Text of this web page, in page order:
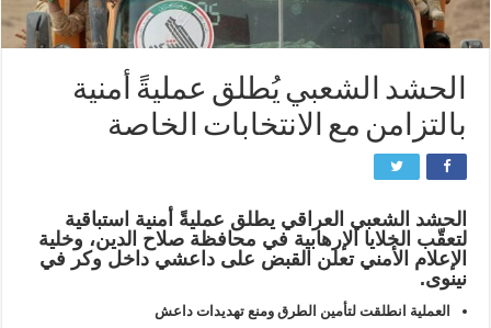
الحشد الشعبي يُطلق عمليةً أمنية
بالتزامن مع الانتخابات الخاصة
الحشد الشعبي العراقي يطلق عمليةً أمنية استباقية
لتعقّب الخلايا الإرهابية في محافظة صلاح الدين، وخلية
الإعلام الأمني تعلن القبض على داعشي داخل وكر في
نينوى.
العملية انطلقت لتأمين الطرق ومنع تهديدات داعش